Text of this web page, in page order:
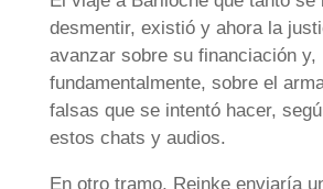
desmentir, existió y ahora la
avanzar sobre su financiación y,
fundamentalmente, sobre el
falsas que se intentó hacer,
estos chats y audios.
En otro tramo, Reinke enviaría